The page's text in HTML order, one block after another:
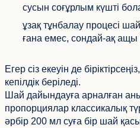
сусын соғұрлым күшті
ұзақ тұнбалау процесі
ғана емес, сондай-ақ ащы
Егер сіз екеуін де
кепілдік беріледі.
Шай дайындауға арналған
пропорциялар классикалық
әрбір 200 мл суға бір шай